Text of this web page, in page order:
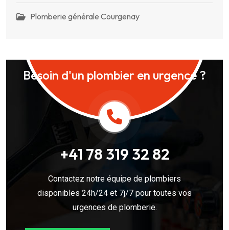
Plomberie générale Courgenay
Besoin d'un plombier en urgence ?
+41 78 319 32 82
Contactez notre équipe de plombiers
disponibles 24h/24 et 7j/7 pour toutes vos
urgences de plomberie.